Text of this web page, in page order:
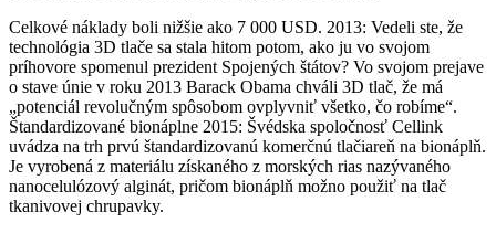
Celkové náklady boli nižšie ako 7 000 USD. 2013: Vedeli ste, že
technológia 3D tlače sa stala hitom potom, ako ju vo svojom
príhovore spomenul prezident Spojených štátov? Vo svojom prejave
o stave únie v roku 2013 Barack Obama chváli 3D tlač, že má
„potenciál revolučným spôsobom ovplyvniť všetko, čo robíme“.
Štandardizované bionáplne 2015: Švédska spoločnosť Cellink
uvádza na trh prvú štandardizovanú komerčnú tlačiareň na bionáplň.
Je vyrobená z materiálu získaného z morských rias nazývaného
nanocelulózový alginát, pričom bionáplň možno použiť na tlač
tkanivovej chrupavky.